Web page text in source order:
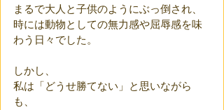
まるで大人と子供のようにぶっ倒され、
時には動物としての無力感や屈辱感を味
わう日々でした。
しかし、
私は「どうせ勝てない」と思いながら
も、